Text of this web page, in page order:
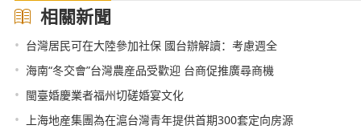
相關新聞
• 台灣居民可在大陸參加社保 國台辦解讀：考慮週全
• 海南“冬交會”台灣農産品受歡迎 台商促推廣尋商機
• 閩臺婚慶業者福州切磋婚宴文化
• 上海地産集團為在滬台灣青年提供首期300套定向房源